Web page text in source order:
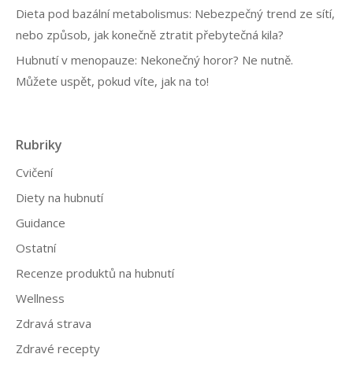
Dieta pod bazální metabolismus: Nebezpečný trend ze sítí,
nebo způsob, jak konečně ztratit přebytečná kila?
Hubnutí v menopauze: Nekonečný horor? Ne nutně.
Můžete uspět, pokud víte, jak na to!
Rubriky
Cvičení
Diety na hubnutí
Guidance
Ostatní
Recenze produktů na hubnutí
Wellness
Zdravá strava
Zdravé recepty